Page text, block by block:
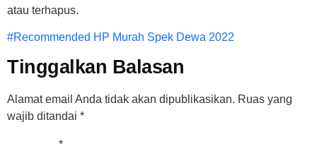
atau terhapus.
#Recommended HP Murah Spek Dewa 2022
Tinggalkan Balasan
Alamat email Anda tidak akan dipublikasikan. Ruas yang
wajib ditandai *
*